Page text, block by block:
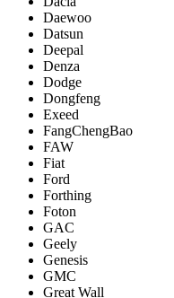
Daewoo
Datsun
Deepal
Denza
Dodge
Dongfeng
Exeed
FangChengBao
FAW
Fiat
Ford
Forthing
Foton
GAC
Geely
Genesis
GMC
Great Wall